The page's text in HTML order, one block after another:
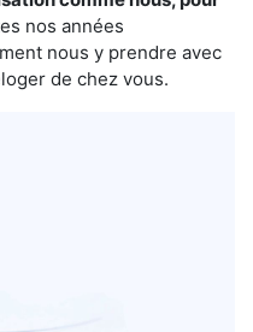
nos années
nous y prendre avec
de chez vous.